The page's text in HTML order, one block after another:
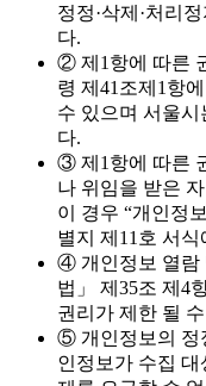
정정·삭제·처리
다.
② 제1항에 따른
령 제41조제1항
수 있으며 서울시
다.
③ 제1항에 따른
나 위임을 받은
이 경우 “개인정
별지 제11호 서
④ 개인정보 열람
법」 제35조 제4
권리가 제한 될
⑤ 개인정보의 정
인정보가 수집